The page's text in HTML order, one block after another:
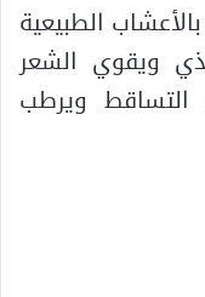
الطبيعية
ويقوي الشعر
التساقط ويرطب